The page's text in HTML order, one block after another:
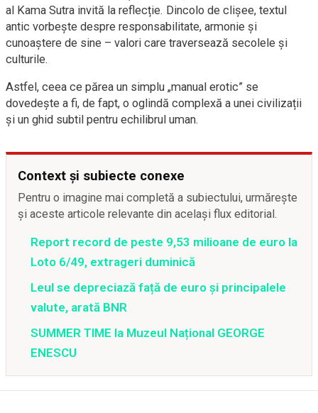
al Kama Sutra invită la reflecție. Dincolo de clișee, textul
antic vorbește despre responsabilitate, armonie și
cunoaștere de sine – valori care traversează secolele și
culturile.
Astfel, ceea ce părea un simplu „manual erotic” se
dovedește a fi, de fapt, o oglindă complexă a unei civilizații
și un ghid subtil pentru echilibrul uman.
Context și subiecte conexe
Pentru o imagine mai completă a subiectului, urmărește
și aceste articole relevante din același flux editorial.
Report record de peste 9,53 milioane de euro la
Loto 6/49, extrageri duminică
Leul se depreciază față de euro și principalele
valute, arată BNR
SUMMER TIME la Muzeul Național GEORGE
ENESCU